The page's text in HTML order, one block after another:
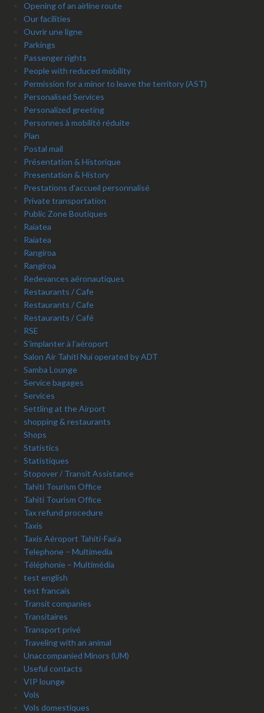
Opening of an airline route
Our facilities
Ouvrir une ligne
Parkings
Passenger rights
People with reduced mobility
Permission for a minor to leave the territory (AST)
Personalised Services
Personalized greeting
Personnes à mobilité réduite
Plan
Postal mail
Présentation & Historique
Presentation & History
Prestations d’accueil personnalisé
Private transportation
Public Zone Boutiques
Raiatea
Raiatea
Rangiroa
Rangiroa
Redevances aéronautiques
Restaurants / Cafe
Restaurants / Cafe
Restaurants / Café
RSE
S’implanter à l’aéroport
Salon Air Tahiti Nui operated by ADT
Samba Lounge
Service bagages
Services
Settling at the Airport
shopping & restaurants
Shops
Statistics
Statistiques
Stopover / Transit Assistance
Tahiti Tourism Office
Tahiti Tourism Office
Tax refund procedure
Taxis
Taxis Aéroport Tahiti-Faa’a
Telephone – Multimedia
Téléphonie – Multimédia
test english
test francais
Transit companies
Transitaires
Transport privé
Traveling with an animal
Unaccompanied Minors (UM)
Useful contacts
VIP lounge
Vols
Vols domestiques